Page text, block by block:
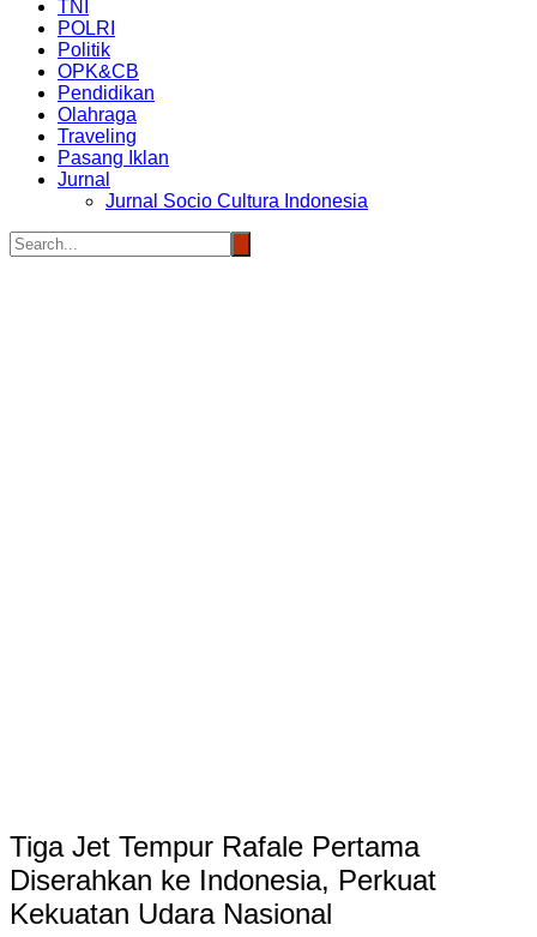
TNI
POLRI
Politik
OPK&CB
Pendidikan
Olahraga
Traveling
Pasang Iklan
Jurnal
Jurnal Socio Cultura Indonesia
Tiga Jet Tempur Rafale Pertama
Diserahkan ke Indonesia, Perkuat
Kekuatan Udara Nasional